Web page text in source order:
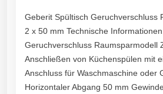
Geberit Spültisch Geruchverschluss
2 x 50 mm Technische
Geruchverschluss Raumsparmodell
Anschließen von Küchenspülen mit
Anschluss für Waschmaschine oder
Horizontaler Abgang 50 mm